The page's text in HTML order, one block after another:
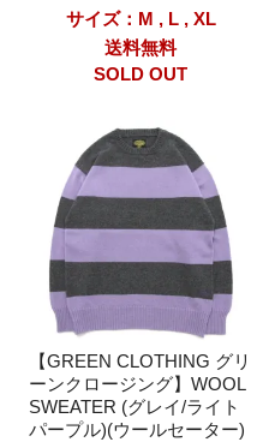
サイズ：M , L , XL
送料無料
SOLD OUT
【GREEN CLOTHING グリ
ーンクロージング】WOOL
SWEATER (グレイ/ライト
パープル)(ウールセーター)